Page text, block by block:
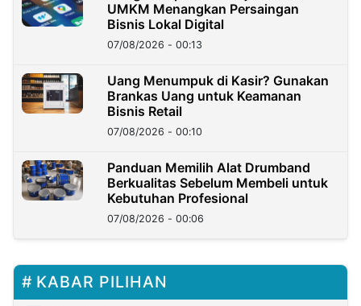
UMKM Menangkan Persaingan
Bisnis Lokal Digital
07/08/2026 - 00:13
Uang Menumpuk di Kasir? Gunakan
Brankas Uang untuk Keamanan
Bisnis Retail
07/08/2026 - 00:10
Panduan Memilih Alat Drumband
Berkualitas Sebelum Membeli untuk
Kebutuhan Profesional
07/08/2026 - 00:06
KABAR PILIHAN